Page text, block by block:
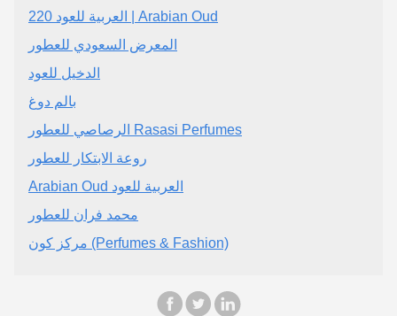
220 العربية للعود | Arabian Oud
المعرض السعودي للعطور
الدخيل للعود
بالم دوغ
الرصاصي للعطور Rasasi Perfumes
روعة الابتكار للعطور
Arabian Oud العربية للعود
محمد فران للعطور
مركز كون (Perfumes & Fashion)